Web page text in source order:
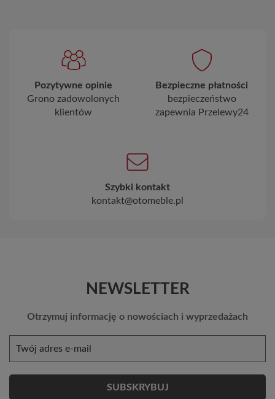
Pozytywne opinie
Grono zadowolonych
klientów
Bezpieczne płatności
bezpieczeństwo
zapewnia Przelewy24
Szybki kontakt
kontakt@otomeble.pl
NEWSLETTER
Otrzymuj informację o nowościach i wyprzedażach